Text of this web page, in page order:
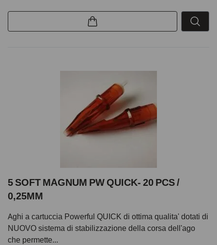
5 SOFT MAGNUM PW QUICK- 20 PCS /
0,25MM
Aghi a cartuccia Powerful QUICK di ottima qualita' dotati di
NUOVO sistema di stabilizzazione della corsa dell'ago
che permette...